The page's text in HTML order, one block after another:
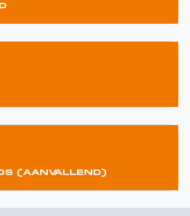
(AANVALLEND)